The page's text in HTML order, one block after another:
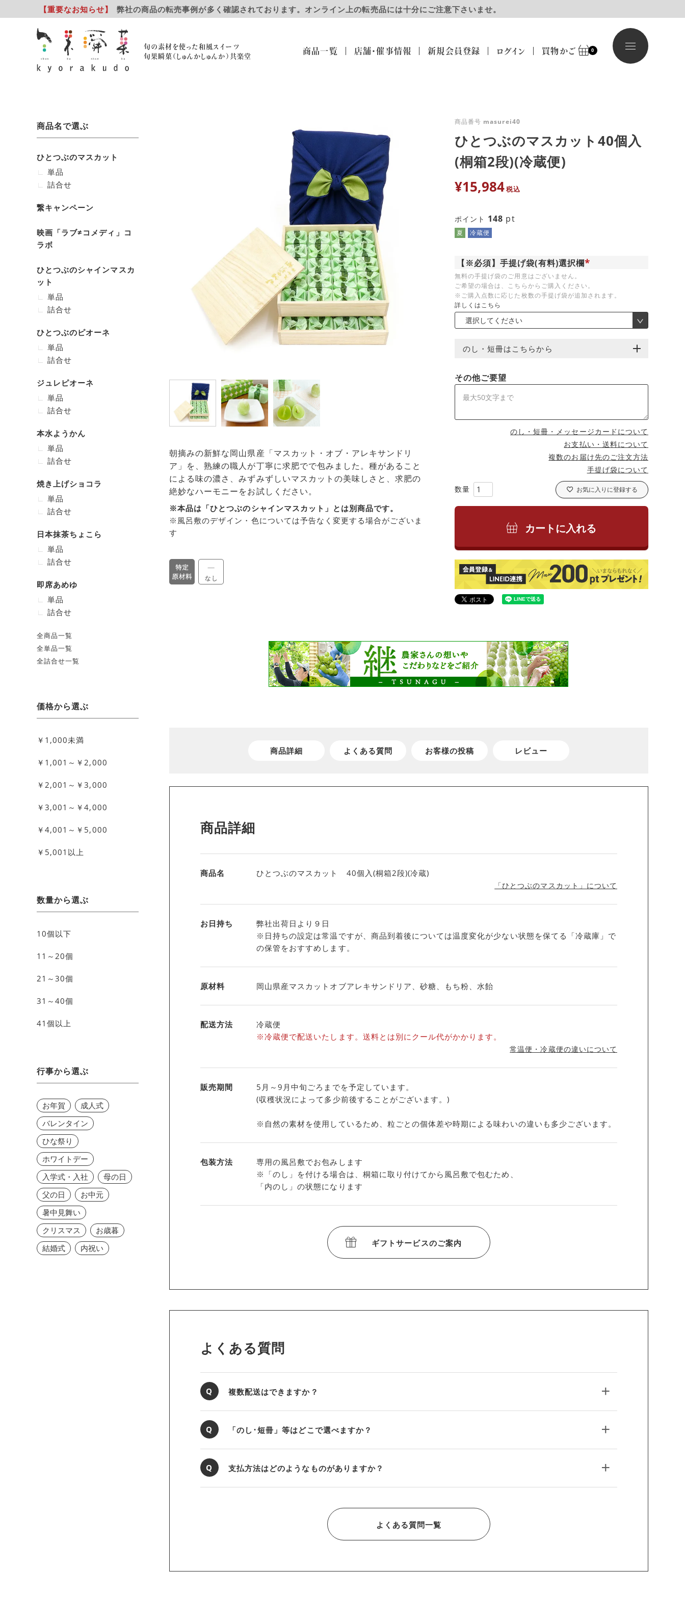
【重要なお知らせ】 弊社の商品の転売事例が多く確認されております。オンライン上の転売品には十分にご注意下さいませ。
旬の素材を使った和風スイーツ
旬果瞬菓（しゅんかしゅんか）共楽堂
商品一覧 店舗・催事情報 新規会員登録 ログイン 買物かご 0
朝摘みの新鮮な岡山県産「マスカット・オブ・アレキサンドリ
ア」を、熟練の職人が丁寧に求肥でで包みました。種があること
による味の濃さ、みずみずしいマスカットの美味しさと、求肥の
絶妙なハーモニーをお試しください。
※本品は「ひとつぶのシャインマスカット」とは別商品です。
※風呂敷のデザイン・色については予告なく変更する場合がございま
す
商品番号 masurei40
ひとつぶのマスカット40個入
(桐箱2段)(冷蔵便)
¥15,984税込
ポイント 148 pt
夏 冷蔵便
【※必須】手提げ袋(有料)選択欄
須
)
無料の手提げ袋のご用意はございません。
ご希望の場合は、こちらからご購入ください。
※ご購入点数に応じた枚数の手提げ袋が追加されます。
詳しくはこちら
のし・短冊はこちらから
その他ご要望
のし・短冊・メッセージカードについて
お支払い・送料について
複数のお届け先のご注文方法
手提げ袋について
お気に入りに登録する
カートに入れる
商品詳細 よくある質問 お客様の投稿 レビュー
商品詳細
商品名 ひとつぶのマスカット 40個入(桐箱2段)(冷蔵)
「ひとつぶのマスカット」について
お日持ち
弊社出荷日より９日
※日持ちの設定は常温ですが、商品到着後については温度変化が少ない状態を保てる「冷蔵庫」で
の保管をおすすめします。
原材料 岡山県産マスカットオブアレキサンドリア、砂糖、もち粉、水飴
配送方法
冷蔵便
※冷蔵便で配送いたします。送料とは別にクール代がかかります。
常温便・冷蔵便の違いについて
販売期間
5月～9月中旬ごろまでを予定しています。
(収穫状況によって多少前後することがございます。)
※自然の素材を使用しているため、粒ごとの個体差や時期による味わいの違いも多少ございます。
包装方法
専用の風呂敷でお包みします
※「のし」を付ける場合は、桐箱に取り付けてから風呂敷で包むため、
「内のし」の状態になります
ギフトサービスのご案内
よくある質問
複数配送はできますか？
「のし･短冊」等はどこで選べますか？
支払方法はどのようなものがありますか？
よくある質問一覧
商品名で選ぶ
ひとつぶのマスカット
単品
詰合せ
繋キャンペーン
映画「ラブ≠コメディ」コ
ラボ
ひとつぶのシャインマスカ
ット
単品
詰合せ
ひとつぶのピオーネ
単品
詰合せ
ジュレピオーネ
単品
詰合せ
本水ようかん
単品
詰合せ
焼き上げショコラ
単品
詰合せ
日本抹茶ちょこら
単品
詰合せ
即席あめゆ
単品
詰合せ
全商品一覧
全単品一覧
全詰合せ一覧
価格から選ぶ
￥1,000未満
￥1,001～￥2,000
￥2,001～￥3,000
￥3,001～￥4,000
￥4,001～￥5,000
￥5,001以上
数量から選ぶ
10個以下
11～20個
21～30個
31～40個
41個以上
行事から選ぶ
お年賀
成人式
バレンタイン
ひな祭り
ホワイトデー
入学式・入社
母の日
父の日
お中元
暑中見舞い
クリスマス
お歳暮
結婚式
内祝い